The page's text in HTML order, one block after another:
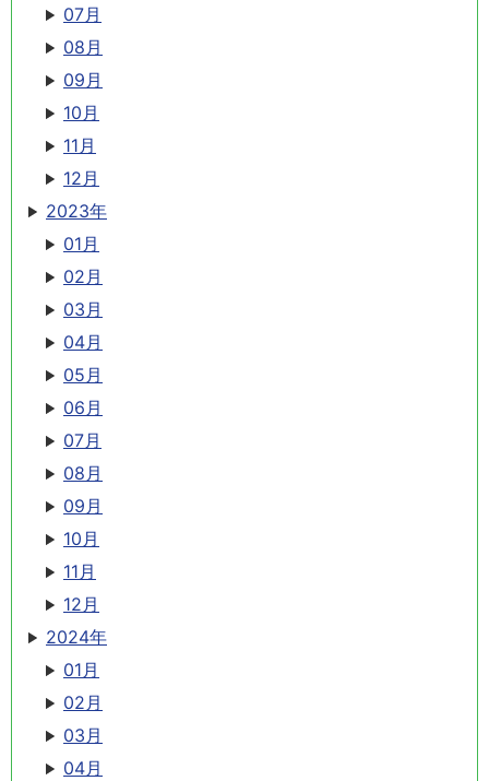
07月
08月
09月
10月
11月
12月
2023年
01月
02月
03月
04月
05月
06月
07月
08月
09月
10月
11月
12月
2024年
01月
02月
03月
04月